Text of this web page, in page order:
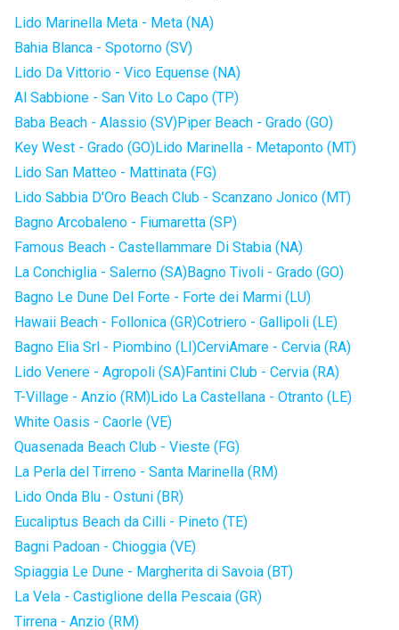
Lido Marinella Meta - Meta (NA)
Bahia Blanca - Spotorno (SV)
Lido Da Vittorio - Vico Equense (NA)
Al Sabbione - San Vito Lo Capo (TP)
Baba Beach - Alassio (SV)Piper Beach - Grado (GO)
Key West - Grado (GO)Lido Marinella - Metaponto (MT)
Lido San Matteo - Mattinata (FG)
Lido Sabbia D'Oro Beach Club - Scanzano Jonico (MT)
Bagno Arcobaleno - Fiumaretta (SP)
Famous Beach - Castellammare Di Stabia (NA)
La Conchiglia - Salerno (SA)Bagno Tivoli - Grado (GO)
Bagno Le Dune Del Forte - Forte dei Marmi (LU)
Hawaii Beach - Follonica (GR)Cotriero - Gallipoli (LE)
Bagno Elia Srl - Piombino (LI)CerviAmare - Cervia (RA)
Lido Venere - Agropoli (SA)Fantini Club - Cervia (RA)
T-Village - Anzio (RM)Lido La Castellana - Otranto (LE)
White Oasis - Caorle (VE)
Quasenada Beach Club - Vieste (FG)
La Perla del Tirreno - Santa Marinella (RM)
Lido Onda Blu - Ostuni (BR)
Eucaliptus Beach da Cilli - Pineto (TE)
Bagni Padoan - Chioggia (VE)
Spiaggia Le Dune - Margherita di Savoia (BT)
La Vela - Castiglione della Pescaia (GR)
Tirrena - Anzio (RM)